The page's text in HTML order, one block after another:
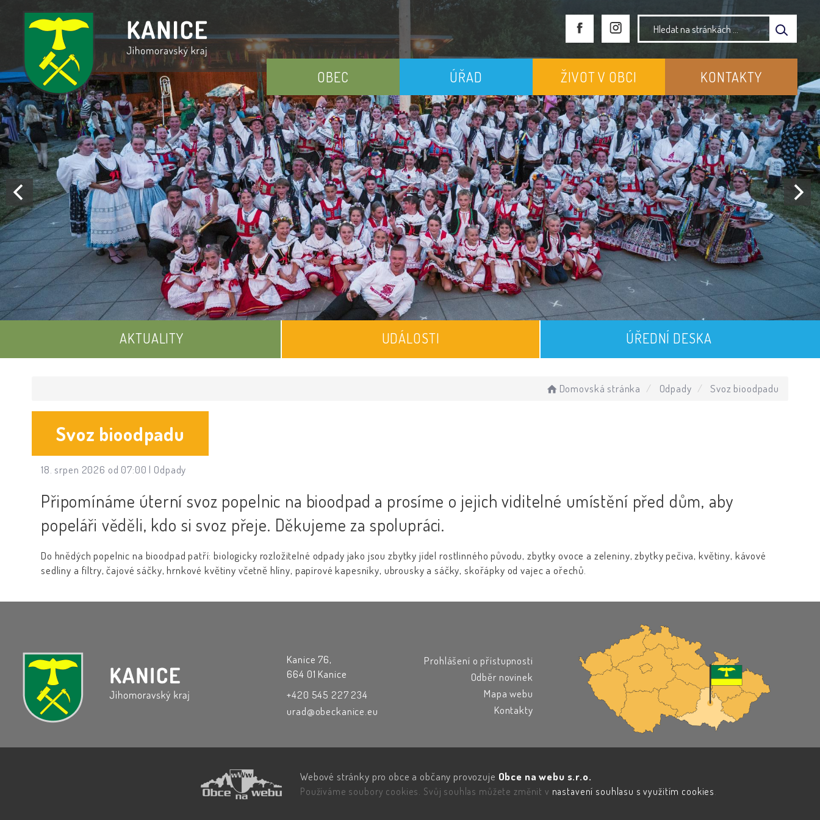
OBEC ÚŘAD ŽIVOT V OBCI KONTAKTY
AKTUALITY UDÁLOSTI ÚŘEDNÍ DESKA
Domovská stránka Odpady Svoz bioodpadu
Svoz bioodpadu
18. srpen 2026 od 07:00 | Odpady
Připomínáme úterní svoz popelnic na bioodpad a prosíme o jejich viditelné umístění před dům, aby
popeláři věděli, kdo si svoz přeje. Děkujeme za spolupráci.
Do hnědých popelnic na bioodpad patří: biologicky rozložitelné odpady jako jsou zbytky jídel rostlinného původu, zbytky ovoce a zeleniny, zbytky pečiva, květiny, kávové
sedliny a filtry, čajové sáčky, hrnkové květiny včetně hlíny, papírové kapesníky, ubrousky a sáčky, skořápky od vajec a ořechů.
Kanice 76,
664 01 Kanice
+420 545 227 234
urad@obeckanice.eu
Prohlášení o přístupnosti
Odběr novinek
Mapa webu
Kontakty
Webové stránky pro obce a občany provozuje Obce na webu s.r.o.
Používáme soubory cookies. Svůj souhlas můžete změnit v nastavení souhlasu s využitím cookies